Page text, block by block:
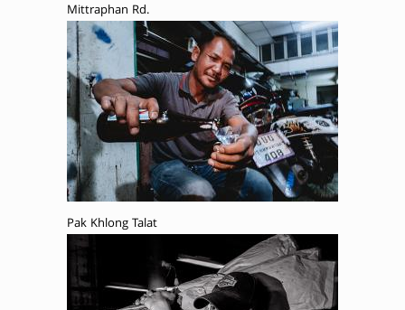
Mittraphan Rd.
Pak Khlong Talat